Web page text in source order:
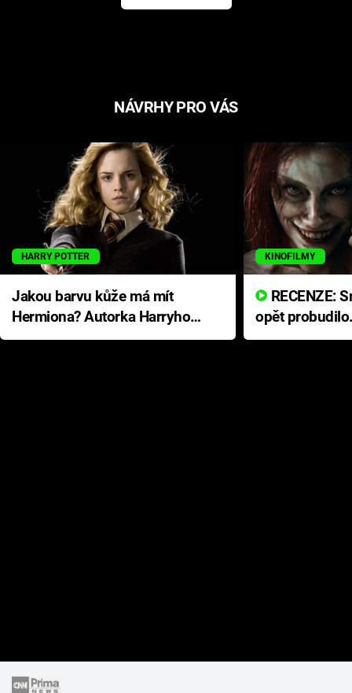
NÁVRHY PRO VÁS
HARRY POTTER
Jakou barvu kůže má mít
Hermiona? Autorka Harryho
Pottera přišla s ráznou
KINOFILMY
opět
přichází s